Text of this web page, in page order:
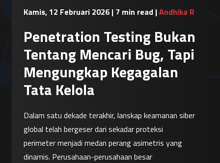
Kamis, 12 Februari 2026 | 7 min read |Andhika R
Penetration Testing Bukan
Tentang Mencari Bug, Tapi
Mengungkap Kegagalan
Tata Kelola
Dalam satu dekade terakhir, lanskap keamanan siber
global telah bergeser dari sekadar proteksi
perimeter menjadi medan perang asimetris yang
dinamis. Perusahaan-perusahaan besar